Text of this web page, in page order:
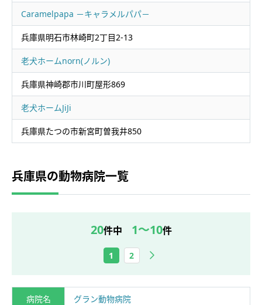
Caramelpapa －キャラメルパパ－
兵庫県明石市林崎町2丁目2-13
老犬ホームnorn(ノルン)
兵庫県神崎郡市川町屋形869
老犬ホームJiJi
兵庫県たつの市新宮町曽我井850
兵庫県の動物病院一覧
20件中 1～10件
1 2
病院名 グラン動物病院